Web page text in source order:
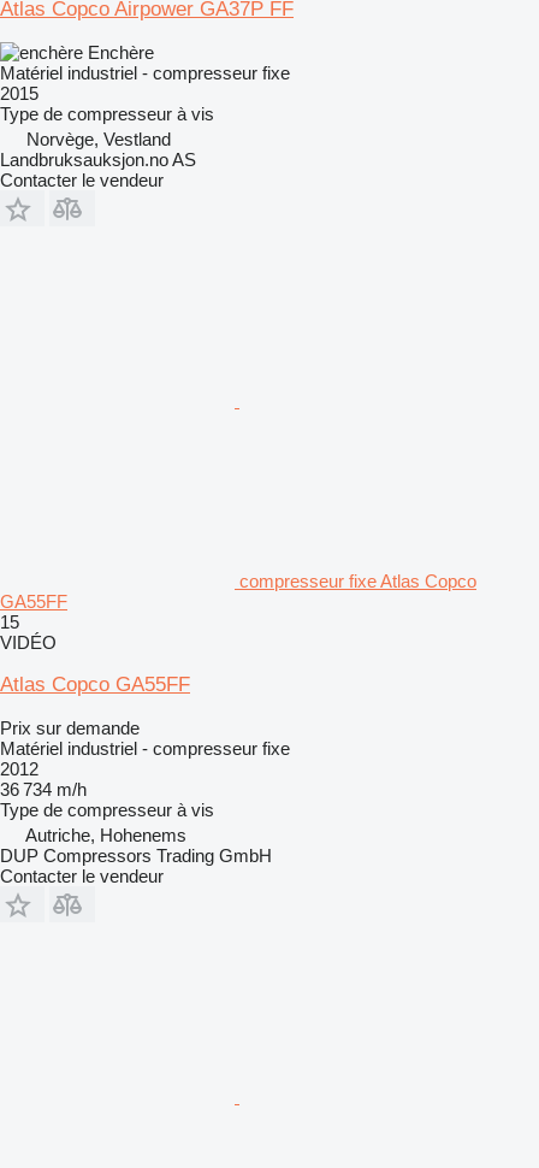
Atlas Copco Airpower GA37P FF
Enchère
Matériel industriel - compresseur fixe
2015
Type de compresseur à vis
Norvège, Vestland
Landbruksauksjon.no AS
Contacter le vendeur
compresseur fixe Atlas Copco
GA55FF
15
VIDÉO
Atlas Copco GA55FF
Prix sur demande
Matériel industriel - compresseur fixe
2012
36 734 m/h
Type de compresseur à vis
Autriche, Hohenems
DUP Compressors Trading GmbH
Contacter le vendeur